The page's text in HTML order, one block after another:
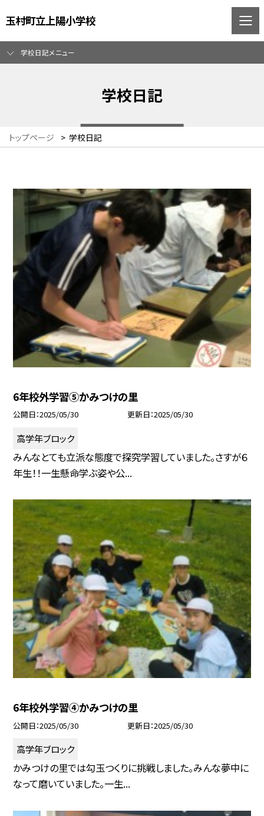
玉村町立上陽小学校
学校日記メニュー
学校日記
トップページ > 学校日記
6年校外学習⑤かみつけの里
公開日 2025/05/30 更新日 2025/05/30
高学年ブロック
みんなとても立派な態度で探究学習していました。さすが６
年生！！一生懸命学ぶ姿や公...
6年校外学習④かみつけの里
公開日 2025/05/30 更新日 2025/05/30
高学年ブロック
かみつけの里では勾玉つくりに挑戦しました。みんな夢中に
なって磨いていました。一生...